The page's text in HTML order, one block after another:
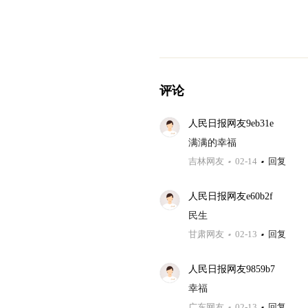
评论
人民日报网友9eb31e
满满的幸福
吉林网友
02-14 回复
人民日报网友e60b2f
民生
甘肃网友
02-13 回复
人民日报网友9859b7
幸福